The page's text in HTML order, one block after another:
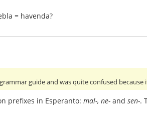
= havenda?
guide and was quite confused
prefixes in Esperanto: mal-, ne- and sen-.